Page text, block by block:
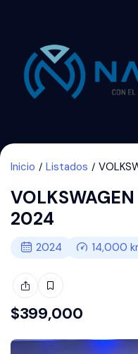
Inicio Listados
2024
2024 14,000
$399,000